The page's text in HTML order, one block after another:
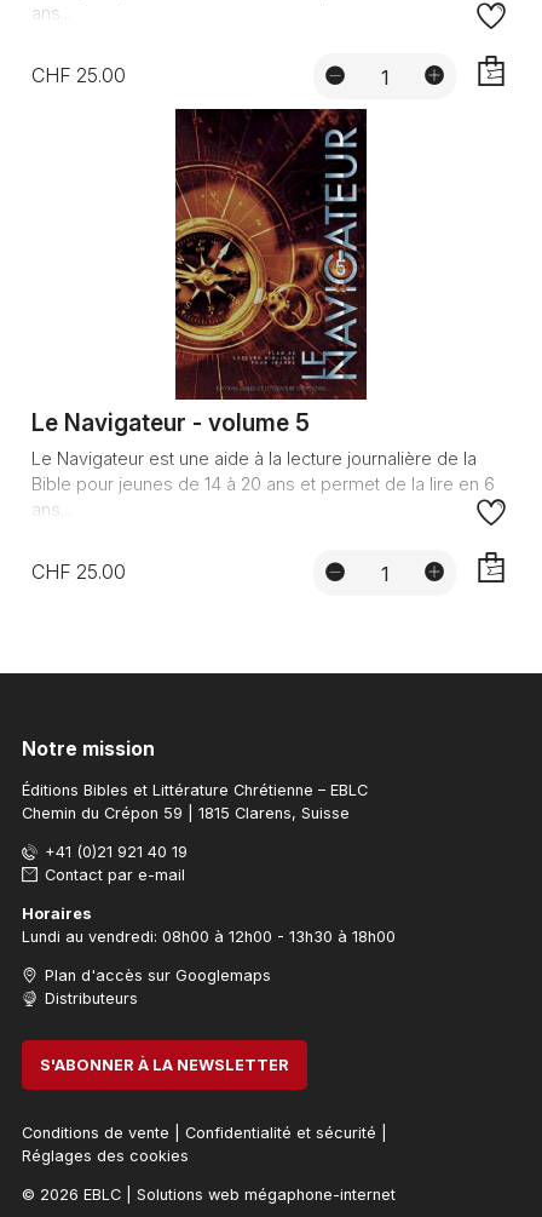
ans...
CHF 25.00
Le Navigateur - volume 5
Le Navigateur est une aide à la lecture journalière de la
Bible pour jeunes de 14 à 20 ans et permet de la lire en 6
ans...
CHF 25.00
Notre mission
Éditions Bibles et Littérature Chrétienne – EBLC
Chemin du Crépon 59 | 1815 Clarens, Suisse
+41 (0)21 921 40 19
Contact par e-mail
Horaires
Lundi au vendredi: 08h00 à 12h00 - 13h30 à 18h00
Plan d'accès sur Googlemaps
Distributeurs
S'ABONNER À LA NEWSLETTER
Conditions de vente Confidentialité et sécurité
Réglages des cookies
© 2026 EBLC| Solutions web mégaphone-internet